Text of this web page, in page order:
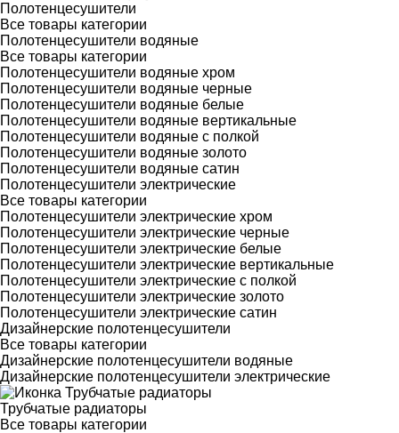
Полотенцесушители
Все товары категории
Полотенцесушители водяные
Все товары категории
Полотенцесушители водяные хром
Полотенцесушители водяные черные
Полотенцесушители водяные белые
Полотенцесушители водяные вертикальные
Полотенцесушители водяные с полкой
Полотенцесушители водяные золото
Полотенцесушители водяные сатин
Полотенцесушители электрические
Все товары категории
Полотенцесушители электрические хром
Полотенцесушители электрические черные
Полотенцесушители электрические белые
Полотенцесушители электрические вертикальные
Полотенцесушители электрические с полкой
Полотенцесушители электрические золото
Полотенцесушители электрические сатин
Дизайнерские полотенцесушители
Все товары категории
Дизайнерские полотенцесушители водяные
Дизайнерские полотенцесушители электрические
Трубчатые радиаторы
Все товары категории